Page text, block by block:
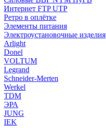
Интернет FTP UTP
Ретро в оплётке
Элементы питания
Электроустановочные изделия
Arlight
Donel
VOLTUM
Legrand
Schneider-Merten
Werkel
TDM
ЭРА
JUNG
IEK